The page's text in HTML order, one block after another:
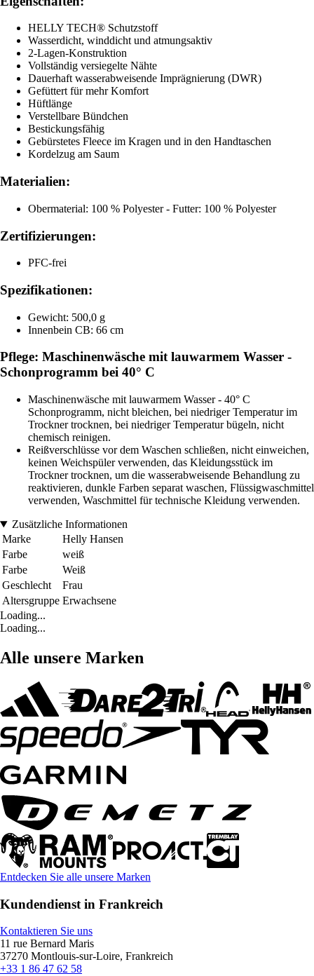
HELLY TECH® Schutzstoff
Wasserdicht, winddicht und atmungsaktiv
2-Lagen-Konstruktion
Vollständig versiegelte Nähte
Dauerhaft wasserabweisende Imprägnierung (DWR)
Gefüttert für mehr Komfort
Hüftlänge
Verstellbare Bündchen
Bestickungsfähig
Gebürstetes Fleece im Kragen und in den Handtaschen
Kordelzug am Saum
Materialien:
Obermaterial: 100 % Polyester - Futter: 100 % Polyester
Zertifizierungen:
PFC-frei
Spezifikationen:
Gewicht: 500,0 g
Innenbein CB: 66 cm
Pflege: Maschinenwäsche mit lauwarmem Wasser -
Schonprogramm bei 40° C
Maschinenwäsche mit lauwarmem Wasser - 40° C
Schonprogramm, nicht bleichen, bei niedriger Temperatur im
Trockner trocknen, bei niedriger Temperatur bügeln, nicht
chemisch reinigen.
Reißverschlüsse vor dem Waschen schließen, nicht einweichen,
keinen Weichspüler verwenden, das Kleidungsstück im
Trockner trocknen, um die wasserabweisende Behandlung zu
reaktivieren, dunkle Farben separat waschen, Flüssigwaschmittel
verwenden, Waschmittel für technische Kleidung verwenden.
Zusätzliche Informationen
Marke
Helly Hansen
Farbe
weiß
Farbe
Weiß
Geschlecht
Frau
Altersgruppe Erwachsene
Loading...
Loading...
Alle unsere Marken
Entdecken Sie alle unsere Marken
Kundendienst in Frankreich
Kontaktieren Sie uns
11 rue Bernard Maris
37270 Montlouis-sur-Loire, Frankreich
+33 1 86 47 62 58